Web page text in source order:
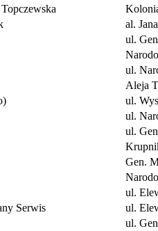
al.
ul.
ul.
Aleja
ul.
ul.
ul.
Gen.
ul.
Serwis
ul.
ul.